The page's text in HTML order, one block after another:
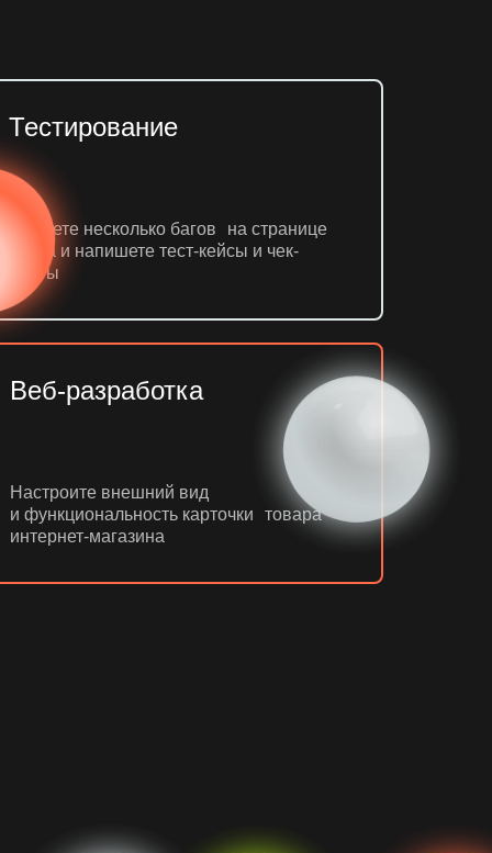
Тестирование
Найдете несколько багов на странице
сайта и напишете тест-кейсы и чек-
листы
Веб-разработка
Настроите внешний вид
и функциональность карточки товара
интернет-магазина